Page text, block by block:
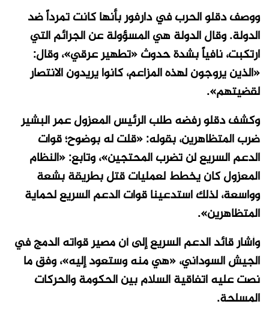
ووصف دقلو الحرب في دارفور بأنها كانت تمرداً ضد
الدولة. وقال الدولة هي المسؤولة عن الجرائم التي
ارتكبت، نافياً بشدة حدوث «تطهير عرقي»، وقال:
«الذين يروجون لهذه المزاعم، كانوا يريدون الانتصار
لقضيتهم».
وكشف دقلو رفضه طلب الرئيس المعزول عمر البشير
ضرب المتظاهرين، بقوله: «قلت له بوضوح؛ قوات
الدعم السريع لن تضرب المحتجين»، وتابع: «النظام
المعزول كان يخطط لعمليات قتل بطريقة بشعة
وواسعة، لذلك استدعينا قوات الدعم السريع لحماية
المتظاهرين».
وأشار قائد الدعم السريع إلى أن مصير قواته الدمج في
الجيش السوداني، «هي منه وستعود إليه»، وفق ما
نصت عليه اتفاقية السلام بين الحكومة والحركات
المسلحة.